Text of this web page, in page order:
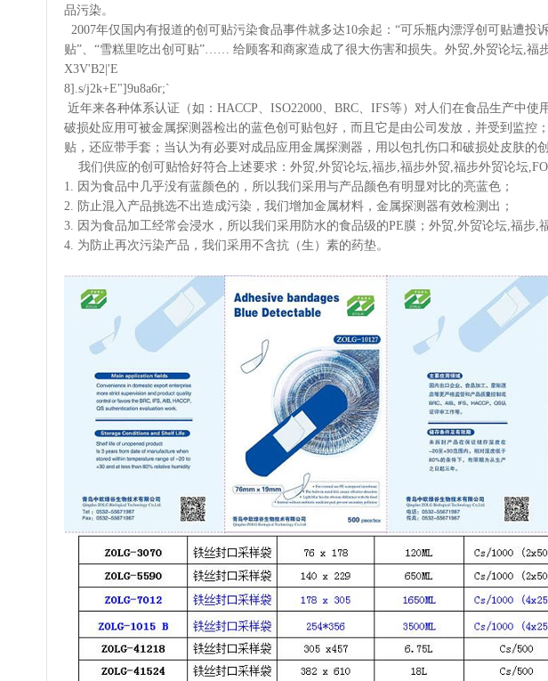
品污染。
2007年仅国内有报道的创可贴污染食品事件就多达10余起：“可乐瓶内漂浮创可贴遭投
贴”、“雪糕里吃出创可贴”…… 给顾客和商家造成了很大伤害和损失。外贸,外贸论坛,福
X3V'B2|'E
8].s/j2k+E"]9u8a6r;`
近年来各种体系认证（如：HACCP、ISO22000、BRC、IFS等）对人们在食品生产中
破损处应用可被金属探测器检出的蓝色创可贴包好，而且它是由公司发放，并受到监控
贴，还应带手套；当认为有必要对成品应用金属探测器，用以包扎伤口和破损处皮肤
我们供应的创可贴恰好符合上述要求：外贸,外贸论坛,福步,福步外贸,福步外贸论坛
1. 因为食品中几乎没有蓝颜色的，所以我们采用与产品颜色有明显对比的亮蓝色；
2. 防止混入产品挑选不出造成污染，我们增加金属材料，金属探测器有效检测出；
3. 因为食品加工经常会浸水，所以我们采用防水的食品级的PE膜；外贸,外贸论坛,福步,
4. 为防止再次污染产品，我们采用不含抗（生）素的药垫。